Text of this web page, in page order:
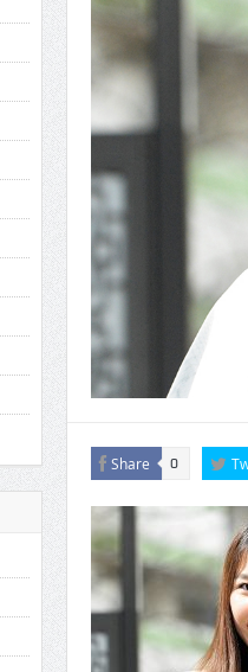
CINEMA×STYLE 285号
CINEMA×STYLE 294号
Share 0